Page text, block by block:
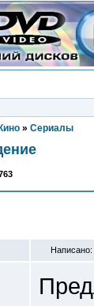
Кино » Сериалы
Написано: